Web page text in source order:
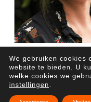
We gebruiken cookies
website te bieden. U
welke cookies we
instellingen